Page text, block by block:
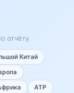
отчёту
Китай
АТР